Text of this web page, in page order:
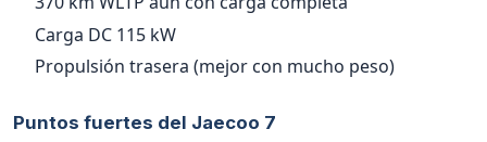
Carga DC 115 kW
Propulsión trasera (mejor con mucho peso)
Puntos fuertes del Jaecoo 7